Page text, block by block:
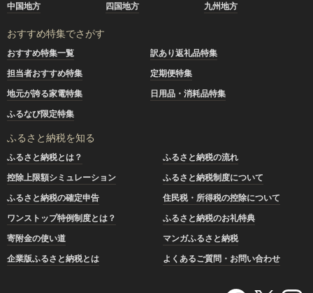
中国地方
四国地方 九州地方
おすすめ特集でさがす
おすすめ特集一覧
訳あり返礼品特集
担当者おすすめ特集
定期便特集
地元が誇る家電特集
日用品・消耗品特集
ふるなび限定特集
ふるさと納税を知る
ふるさと納税とは？
ふるさと納税の流れ
控除上限額シミュレーション
ふるさと納税制度について
ふるさと納税の確定申告
住民税・所得税の控除について
ワンストップ特例制度とは？
ふるさと納税のお礼特典
寄附金の使い道
マンガふるさと納税
企業版ふるさと納税とは
よくあるご質問・お問い合わせ